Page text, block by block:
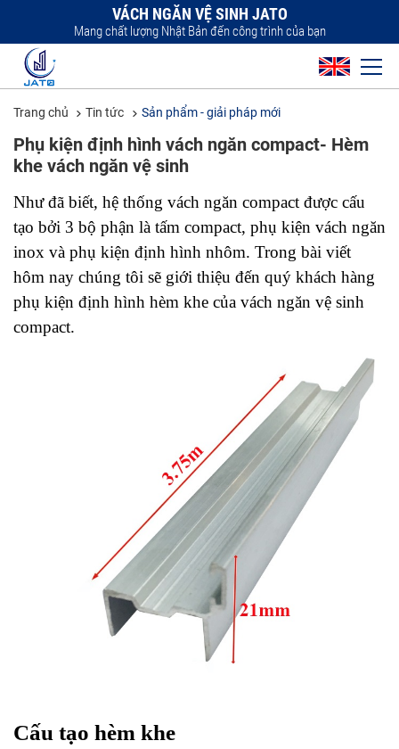
VÁCH NGĂN VỆ SINH JATO
Mang chất lượng Nhật Bản đến công trình của bạn
Trang chủ Tin tức Sản phẩm - giải pháp mới
Phụ kiện định hình vách ngăn compact- Hèm
khe vách ngăn vệ sinh
Như đã biết, hệ thống vách ngăn compact được cấu
tạo bởi 3 bộ phận là tấm compact, phụ kiện vách ngăn
inox và phụ kiện định hình nhôm. Trong bài viết
hôm nay chúng tôi sẽ giới thiệu đến quý khách hàng
phụ kiện định hình hèm khe của vách ngăn vệ sinh
compact.
Cấu tạo hèm khe